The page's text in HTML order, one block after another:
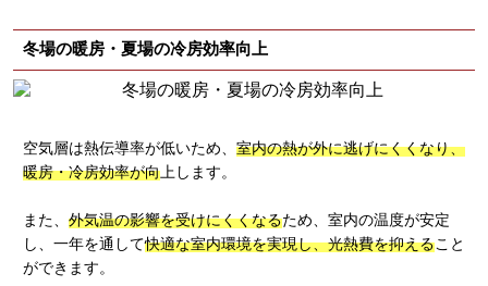
冬場の暖房・夏場の冷房効率向上
空気層は熱伝導率が低いため、 室内の熱が外に逃げにくくなり、
暖房・冷房効率が向上します。
また、 外気温の影響を受けにくくなるため、室内の温度が安定
し、一年を通して快適な室内環境を実現し、光熱費を抑えること
ができます。